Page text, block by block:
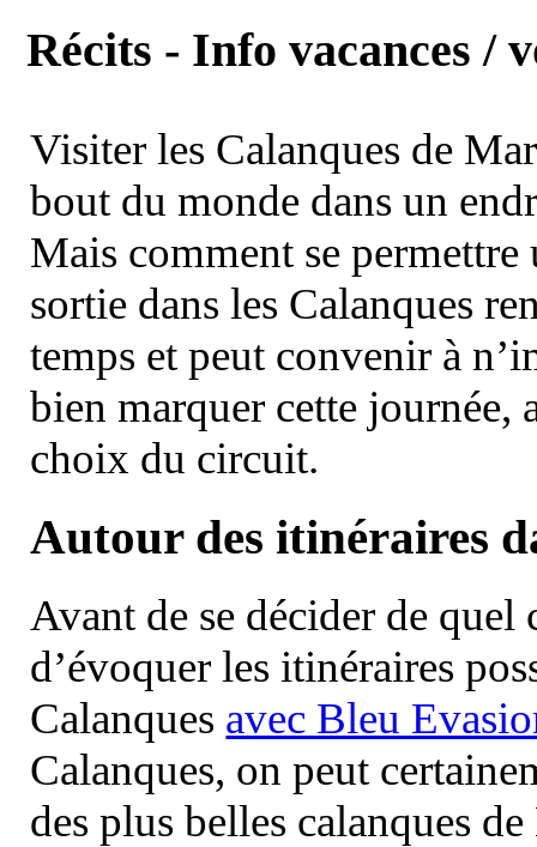
Récits - Info vacances /
Visiter les Calanques de
bout du monde dans un
Mais comment se permettre
sortie dans les Calanques
temps et peut convenir à
bien marquer cette journée,
choix du circuit.
Autour des itinéraires
Avant de se décider de
d’évoquer les itinéraires
Calanques avec Bleu
Calanques, on peut
des plus belles calanques